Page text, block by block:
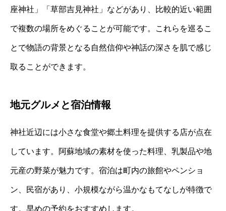
座神社」「草部吉見神社」などがあり、比較的近い範囲
で複数の場所をめぐることが可能です。これらを巡るこ
とで物語の背景となる自然信仰や神話の深さを肌で感じ
取ることができます。
地元グルメと宿泊情報
神社近辺には小さな食堂や郷土料理を提供する店が点在
しています。阿蘇地域の素材を使った料理、乳製品や地
元産の野菜が魅力です。宿泊は町内の旅館やペンショ
ン、民宿があり、小規模ながら温かなもてなしが特徴で
す。早めの予約をおすすめします。